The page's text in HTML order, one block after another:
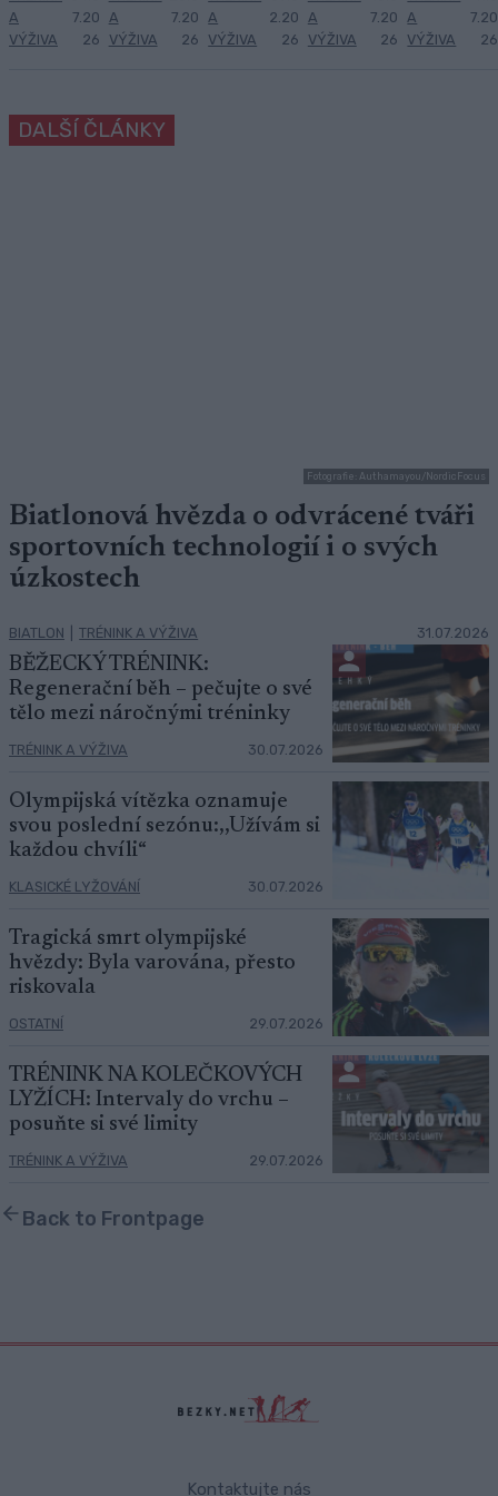
A
VÝŽIVA
7.20
26
A
VÝŽIVA
7.20
26
A
VÝŽIVA
2.20
26
A
VÝŽIVA
7.20
26
A
VÝŽIVA
7.20
26
DALŠÍ ČLÁNKY
Fotografie: Authamayou/NordicFocus
Biatlonová hvězda o odvrácené tváři
sportovních technologií i o svých
úzkostech
BIATLON TRÉNINK A VÝŽIVA 31.07.2026
BĚŽECKÝ TRÉNINK:
Regenerační běh – pečujte o své
tělo mezi náročnými tréninky
TRÉNINK A VÝŽIVA 30.07.2026
Olympijská vítězka oznamuje
svou poslední sezónu:,,Užívám si
každou chvíli“
KLASICKÉ LYŽOVÁNÍ 30.07.2026
Tragická smrt olympijské
hvězdy: Byla varována, přesto
riskovala
OSTATNÍ 29.07.2026
TRÉNINK NA KOLEČKOVÝCH
LYŽÍCH: Intervaly do vrchu –
posuňte si své limity
TRÉNINK A VÝŽIVA 29.07.2026
Back to Frontpage
Kontaktujte nás